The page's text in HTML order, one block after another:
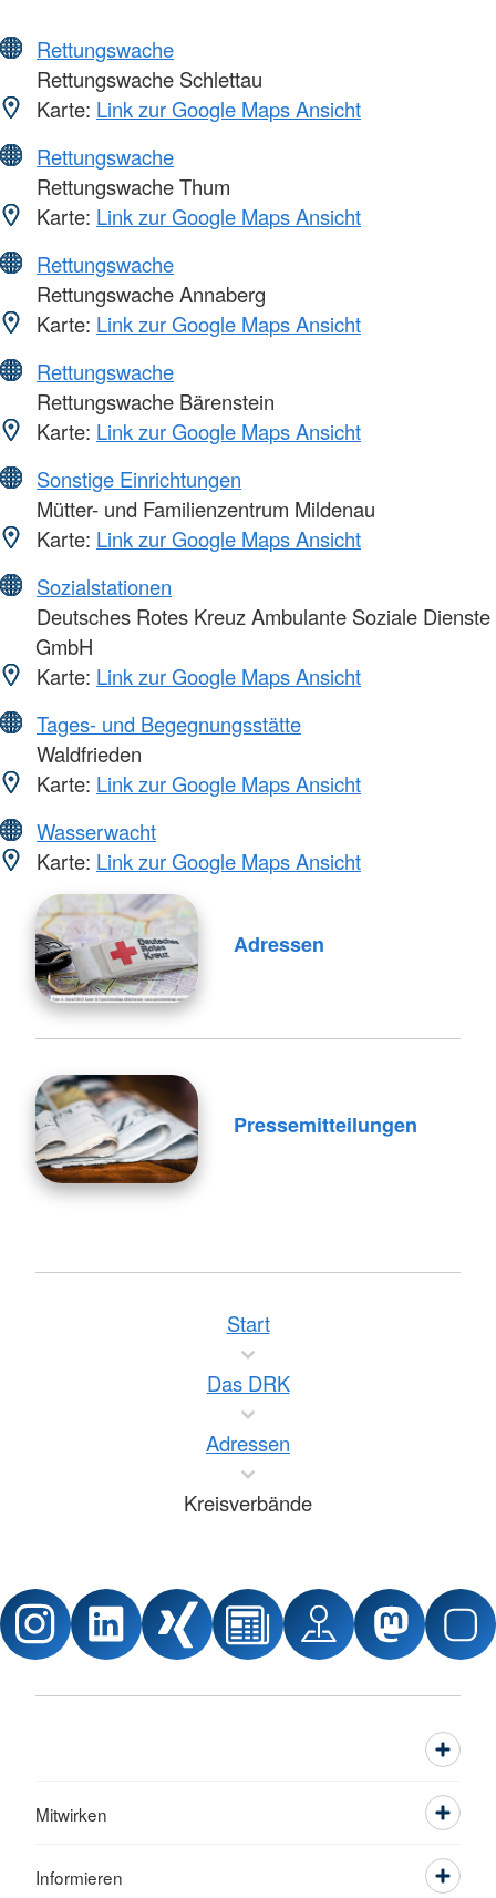
Rettungswache
Rettungswache Schlettau
Karte: Link zur Google Maps Ansicht
Rettungswache
Rettungswache Thum
Karte: Link zur Google Maps Ansicht
Rettungswache
Rettungswache Annaberg
Karte: Link zur Google Maps Ansicht
Rettungswache
Rettungswache Bärenstein
Karte: Link zur Google Maps Ansicht
Sonstige Einrichtungen
Mütter- und Familienzentrum Mildenau
Karte: Link zur Google Maps Ansicht
Sozialstationen
Deutsches Rotes Kreuz Ambulante Soziale Dienste
GmbH
Karte: Link zur Google Maps Ansicht
Tages- und Begegnungsstätte
Waldfrieden
Karte: Link zur Google Maps Ansicht
Wasserwacht
Karte: Link zur Google Maps Ansicht
Adressen
Pressemitteilungen
Start
Das DRK
Adressen
Kreisverbände
Mitwirken
Informieren